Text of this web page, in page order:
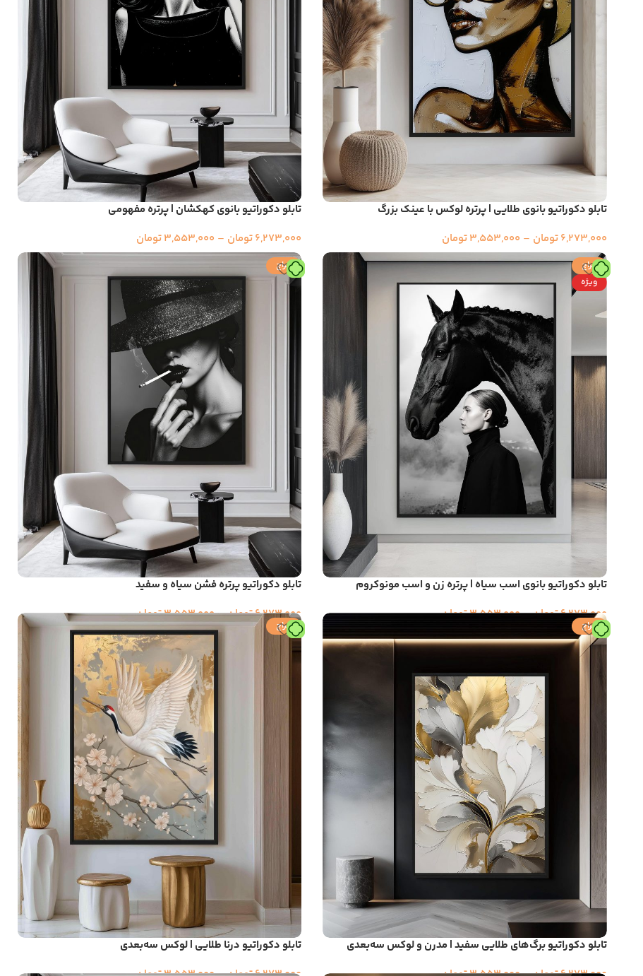
تابلو دکوراتیو بانوی طلایی | پرتره لوکس با عینک بزرگ
6,273,000تومان –
3,553,000تومان
تابلو دکوراتیو بانوی کهکشان | پرتره مفهومی
6,273,000تومان –
3,553,000تومان
حراج
ویژه
تابلو دکوراتیو بانوی اسب سیاه | پرتره زن و اسب مونوکروم
6,273,000تومان–
3,553,000تومان
حراج
تابلو دکوراتیو پرتره فشن سیاه و سفید
6,273,000تومان–
3,553,000تومان
حراج
تابلو دکوراتیو برگ‌های طلایی سفید | مدرن و لوکس سه‌بعدی
حراج
تابلو دکوراتیو درنا طلایی | لوکس سه‌بعدی